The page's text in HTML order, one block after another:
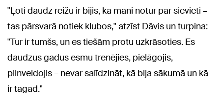
"Ļoti daudz reižu ir bijis, ka mani notur par sievieti –
tas pārsvarā notiek klubos," atzīst Dāvis un turpina:
"Tur ir tumšs, un es tiešām protu uzkrāsoties. Es
daudzus gadus esmu trenējies, pielāgojis,
pilnveidojis – nevar salīdzināt, kā bija sākumā un kā
ir tagad."